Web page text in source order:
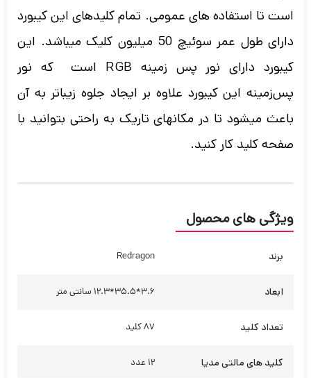
است تا استفاده های عمومی. تمام کلیدهای این کیبورد
دارای طول عمر سوئیچ 50 میلیون کلیک میباشد. این
کیبورد دارای نور پس زمینه RGB است که نور
پس‌زمینه این کیبورد علاوه بر ایجاد جلوه زیباتر به آن
باعث میشود تا در مکانهای تاریک به راحتی بتوانید با
صفحه کلید کار کنید.
ویژگی های محصول
برند Redragon
ابعاد 3.6*35.5*12.3 سانتی متر
تعداد کلید 87 کلید
کلید های مالتی مدیا 12 عدد